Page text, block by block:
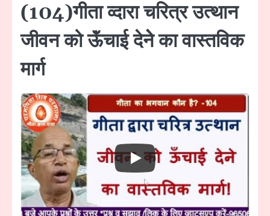
(104)गीता व्दारा चरित्र उत्थान
जीवन को ऊॅंचाई देनेे का वास्तविक
मार्ग